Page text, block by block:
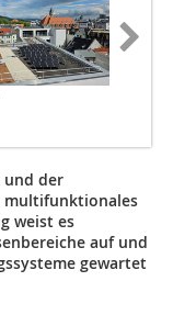
und der
multifunktionales
weist es
auf und
gewartet